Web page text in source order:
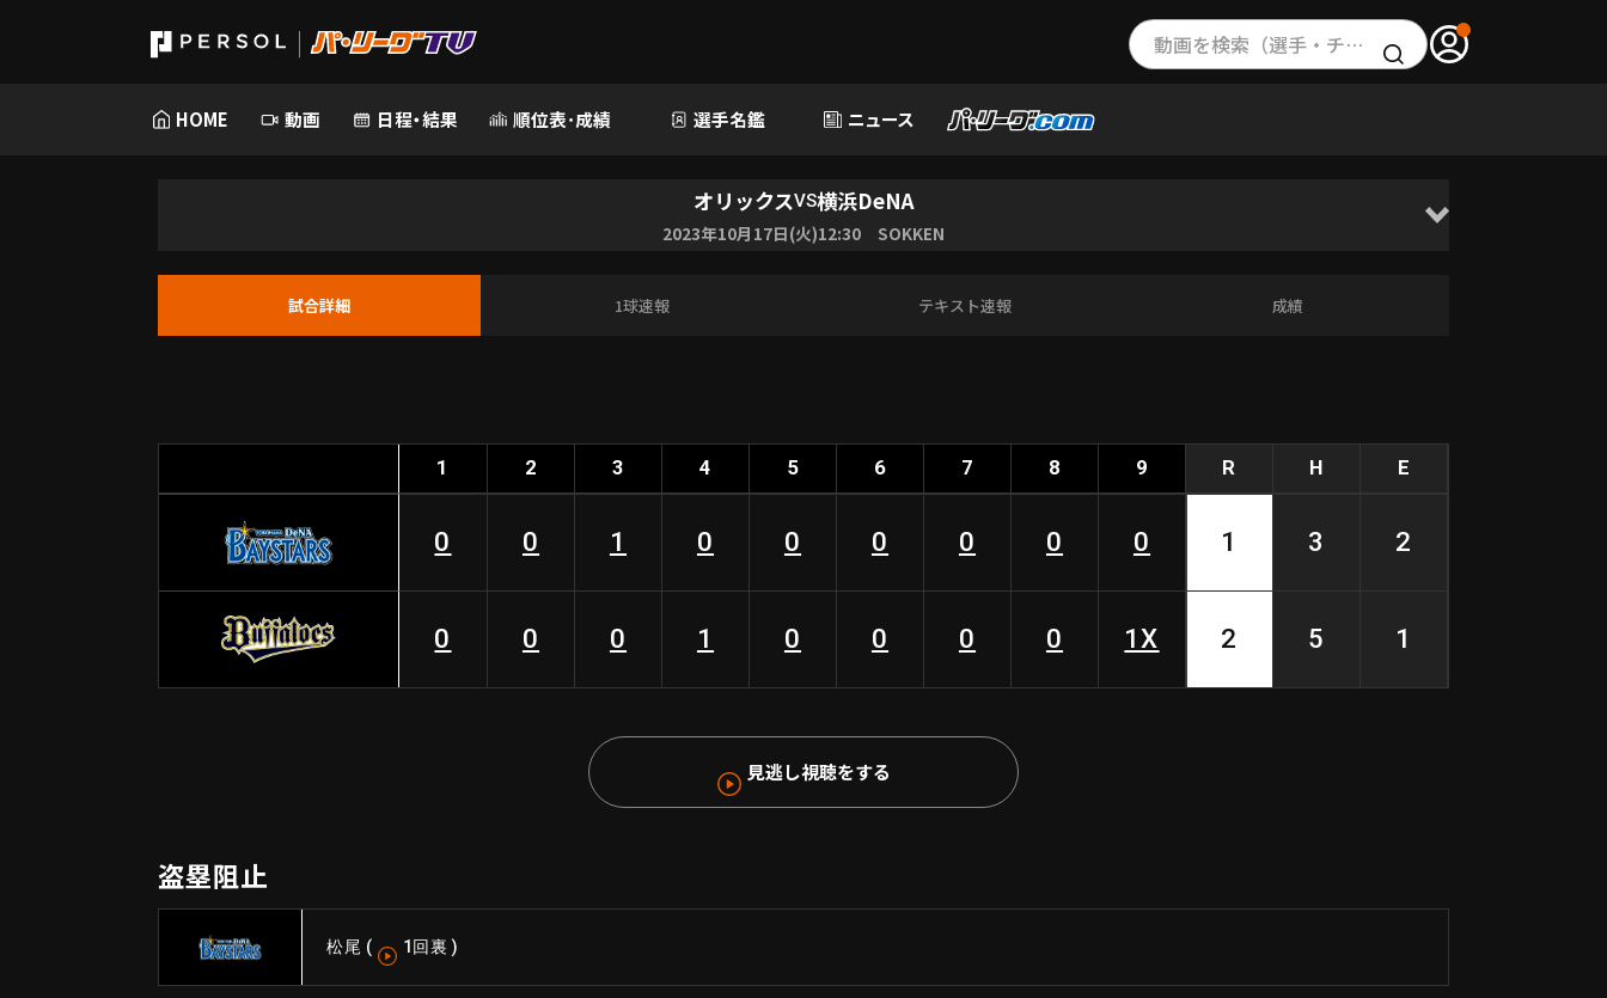
動画を検索（選手・チーム・プレー内容…）
HOME 動画 日程・結果 順位表･成績 選手名鑑 ニュース
オリックスVS横浜DeNA
2023年10月17日(火)12:30 SOKKEN
試合詳細 1球速報 テキスト速報 成績
1 2 3 4 5 6 7 8 9 R H E
0 0 1 0 0 0 0 0 0 1 3 2
0 0 0 1 0 0 0 0 1X 2 5 1
見逃し視聴をする
盗塁阻止
松尾 ( 1回裏 )